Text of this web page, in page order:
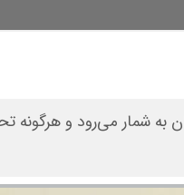
به شمار می‌رود و هرگونه